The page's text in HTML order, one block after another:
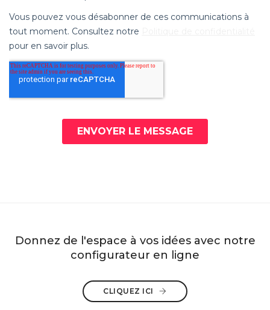
Donnez de l'espace à vos idées avec notre
configurateur en ligne
CLIQUEZ ICI